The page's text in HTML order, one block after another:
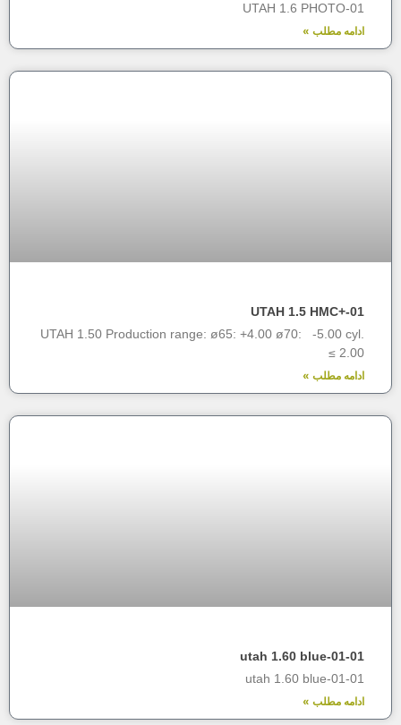
UTAH 1.6 PHOTO-01
ادامه مطلب »
UTAH 1.5 HMC+-01
UTAH 1.50 Production range: ø65: +4.00 ø70: -5.00 cyl.
≤ 2.00
ادامه مطلب »
utah 1.60 blue-01-01
utah 1.60 blue-01-01
ادامه مطلب »